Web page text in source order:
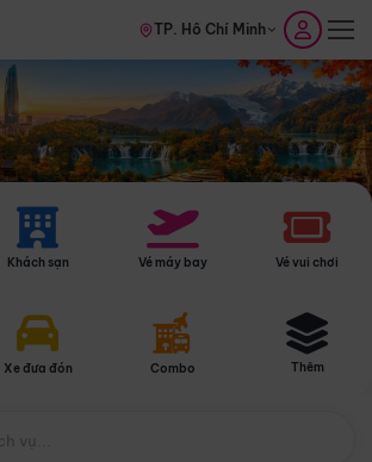
TP. Hồ Chí Minh
Khách sạn Vé máy bay Vé vui chơi
Xe đưa đón Combo Thêm